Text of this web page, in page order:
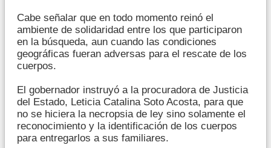
Cabe señalar que en todo momento reinó el
ambiente de solidaridad entre los que participaron
en la búsqueda, aun cuando las condiciones
geográficas fueran adversas para el rescate de los
cuerpos.
El gobernador instruyó a la procuradora de Justicia
del Estado, Leticia Catalina Soto Acosta, para que
no se hiciera la necropsia de ley sino solamente el
reconocimiento y la identificación de los cuerpos
para entregarlos a sus familiares.